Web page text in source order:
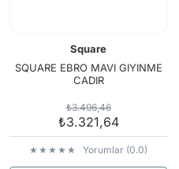
Square
SQUARE EBRO MAVI GIYINME
CADIR
₺3.496,46
₺3.321,64
Yorumlar (0.0)